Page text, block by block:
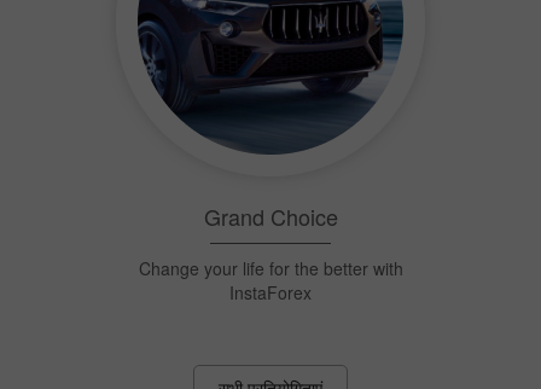
इंस्टाफ़ॉरेक्स निशानची
एक बैल की आँख पर निशाना मारो और हर सप्ताह $
1,500 हड़प लो!